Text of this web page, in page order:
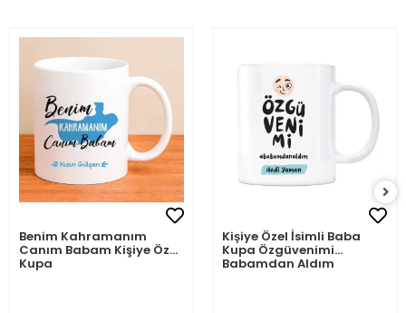
Benim Kahramanım
Canım Babam Kişiye Özel
Kupa
Kişiye Özel İsimli Baba
Kupa Özgüvenimi
Babamdan Aldım